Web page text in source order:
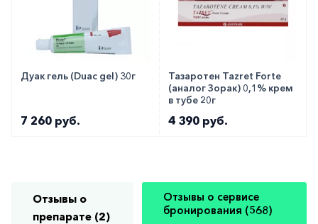
Дуак гель (Duac gel) 30г
7 260 руб.
Тазаротен Tazret Forte
(аналог Зорак) 0,1% крем
в тубе 20г
4 390 руб.
Отзывы о
препарате (2)
Отзывы о сервисе
бронирования (568)